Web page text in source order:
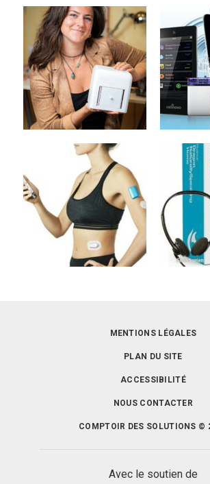
MENTIONS LÉGALES
PLAN DU SITE
ACCESSIBILITÉ
NOUS CONTACTER
COMPTOIR DES SOLUTIONS ©
Avec le soutien de